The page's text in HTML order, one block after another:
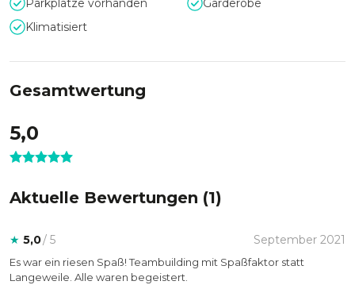
Events mit Rat und Tat zur Seite.
Parkplätze vorhanden
Garderobe
Klimatisiert
Gesamtwertung
5,0
Aktuelle Bewertungen (1)
★ 5,0/ 5 September 2021
Es war ein riesen Spaß! Teambuilding mit Spaßfaktor statt
Langeweile. Alle waren begeistert.